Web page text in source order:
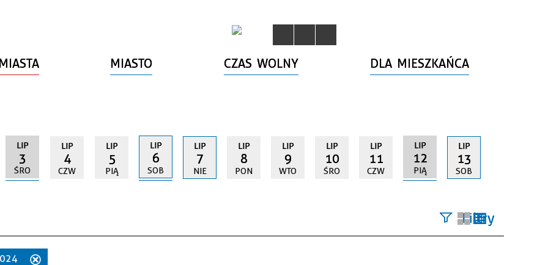
MIASTO CZAS WOLNY DLA MIESZKAŃCA
LIP
3
ŚRO
LIP
4
CZW
LIP
5
PIĄ
LIP
6
SOB
LIP
7
NIE
LIP
8
PON
LIP
9
WTO
LIP
10
ŚRO
LIP
11
CZW
LIP
12
PIĄ
LIP
13
SOB
Filtry